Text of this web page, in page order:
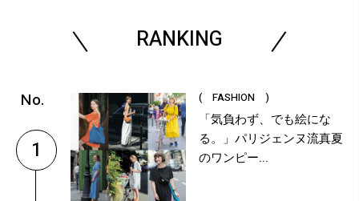
RANKING
1
( FASHION )
「気負わず、でも絵にな
る。」パリジェンヌ流真夏
のワンピー...